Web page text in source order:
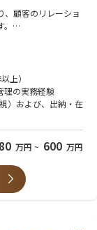
、顧客のリレーショ
します。
クイン営業の推進
ーションの効率化
です。
案件および内定案
担当）と緊密に連
期調整・管理。・ゼ
トロール、および
上）
理の実務経験
）および、出納・在
理等）
門）の間に入り、
万円 ~ 600 万円